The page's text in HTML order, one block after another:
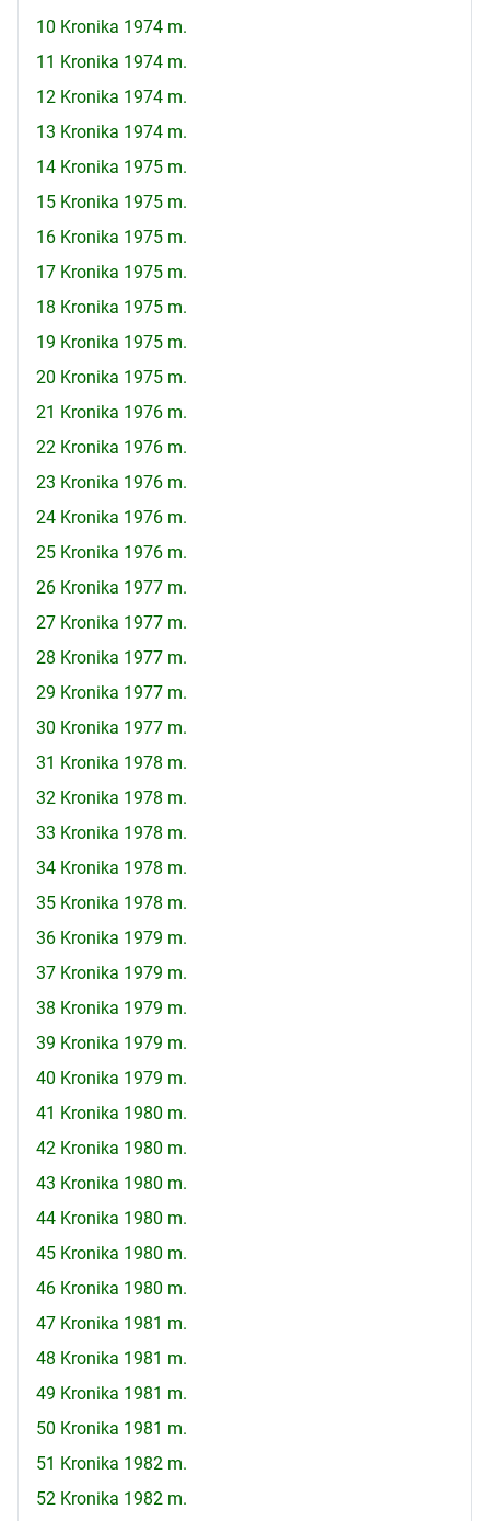
10 Kronika 1974 m.
11 Kronika 1974 m.
12 Kronika 1974 m.
13 Kronika 1974 m.
14 Kronika 1975 m.
15 Kronika 1975 m.
16 Kronika 1975 m.
17 Kronika 1975 m.
18 Kronika 1975 m.
19 Kronika 1975 m.
20 Kronika 1975 m.
21 Kronika 1976 m.
22 Kronika 1976 m.
23 Kronika 1976 m.
24 Kronika 1976 m.
25 Kronika 1976 m.
26 Kronika 1977 m.
27 Kronika 1977 m.
28 Kronika 1977 m.
29 Kronika 1977 m.
30 Kronika 1977 m.
31 Kronika 1978 m.
32 Kronika 1978 m.
33 Kronika 1978 m.
34 Kronika 1978 m.
35 Kronika 1978 m.
36 Kronika 1979 m.
37 Kronika 1979 m.
38 Kronika 1979 m.
39 Kronika 1979 m.
40 Kronika 1979 m.
41 Kronika 1980 m.
42 Kronika 1980 m.
43 Kronika 1980 m.
44 Kronika 1980 m.
45 Kronika 1980 m.
46 Kronika 1980 m.
47 Kronika 1981 m.
48 Kronika 1981 m.
49 Kronika 1981 m.
50 Kronika 1981 m.
51 Kronika 1982 m.
52 Kronika 1982 m.